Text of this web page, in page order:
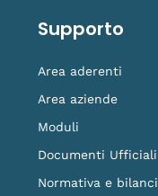
Supporto
Area aderenti
Area aziende
Moduli
Documenti Ufficiali
Normativa e bilanci